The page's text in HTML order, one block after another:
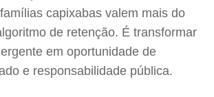
capixabas valem mais do
de retenção. É transformar
em oportunidade de
e responsabilidade pública.